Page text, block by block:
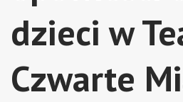
dzieci w
Czwarte